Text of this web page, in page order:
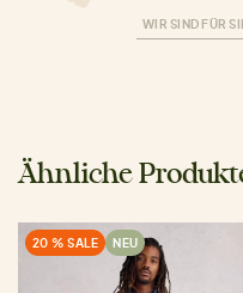
WIR SIND FÜR
Ähnliche
20 % SALE NEU